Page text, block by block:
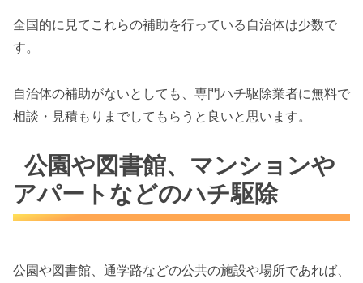
全国的に見てこれらの補助を行っている自治体は少数で
す。
自治体の補助がないとしても、専門ハチ駆除業者に無料で
相談・見積もりまでしてもらうと良いと思います。
公園や図書館、マンションや
アパートなどのハチ駆除
公園や図書館、通学路などの公共の施設や場所であれば、